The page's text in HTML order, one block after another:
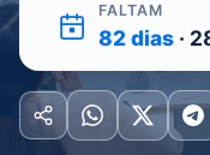
FALTAM
82 dias ·